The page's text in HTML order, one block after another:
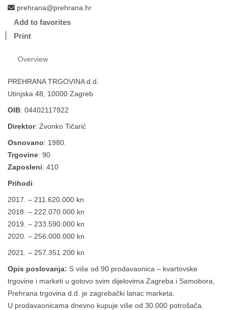
prehrana@prehrana.hr
Add to favorites
Print
Overview
PREHRANA TRGOVINA d.d.
Utinjska 48, 10000 Zagreb
OIB: 04402117922
Direktor: Zvonko Tičarić
Osnovano: 1980.
Trgovine: 90
Zaposleni: 410
Prihodi:
2017. – 211.620.000 kn
2018. – 222.070.000 kn
2019. – 233.590.000 kn
2020. – 256.000.000 kn
2021. – 257.351.200 kn
Opis poslovanja: S više od 90 prodavaonica – kvartovske
trgovine i marketi u gotovo svim dijelovima Zagreba i Samobora,
Prehrana trgovina d.d. je zagrebački lanac marketa.
U prodavaonicama dnevno kupuje više od 30.000 potrošača.